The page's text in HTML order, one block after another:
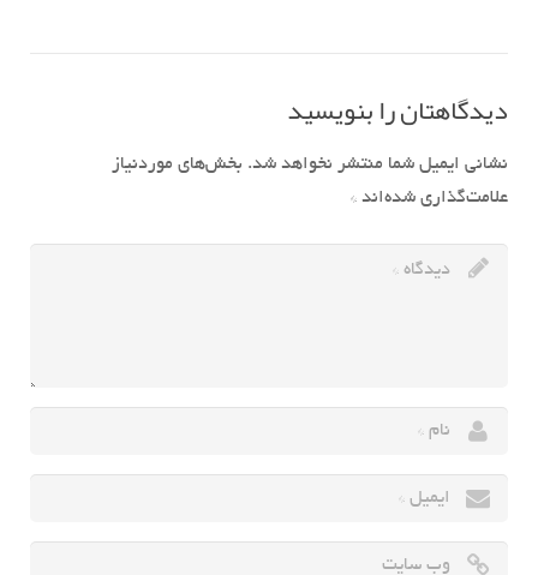
دیدگاهتان را بنویسید
نشانی ایمیل شما منتشر نخواهد شد. بخش‌های موردنیاز
علامت‌گذاری شده‌اند *